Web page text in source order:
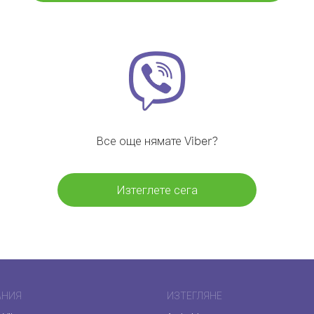
Все още нямате Viber?
Изтеглете сега
ИЗТЕГЛЯНЕ